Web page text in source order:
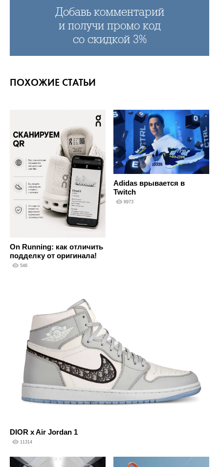
Добавь комментарий
и получи промо код
со скидкой 3%
ПОХОЖИЕ СТАТЬИ
On Running: как отличить
подделку от оригинала!
546
Adidas врывается в
Twitch
8973
DIOR x Air Jordan 1
11314